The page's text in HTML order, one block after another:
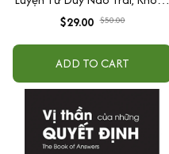
Não Phải - Đánh Thức Tiềm
$29.00 $50.00
ADD TO CART